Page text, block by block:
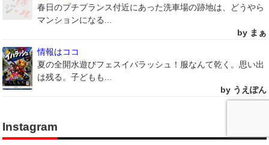
春日のプチプランス付近にあった洗車場の跡地は、どうやら
マンションになる...
by まぁ
情報はココ
夏の全開水遊びフェスイバラッシュ！服なんて乾く。思い出
は残る。子どもも...
by うえぽん
Instagram